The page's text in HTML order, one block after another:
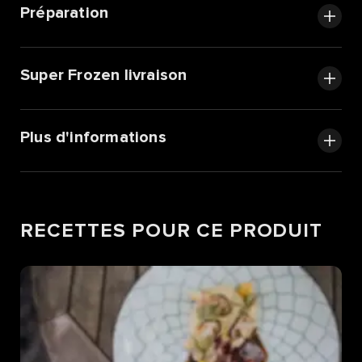
Préparation
Super Frozen livraison
Plus d'informations
RECETTES POUR CE PRODUIT